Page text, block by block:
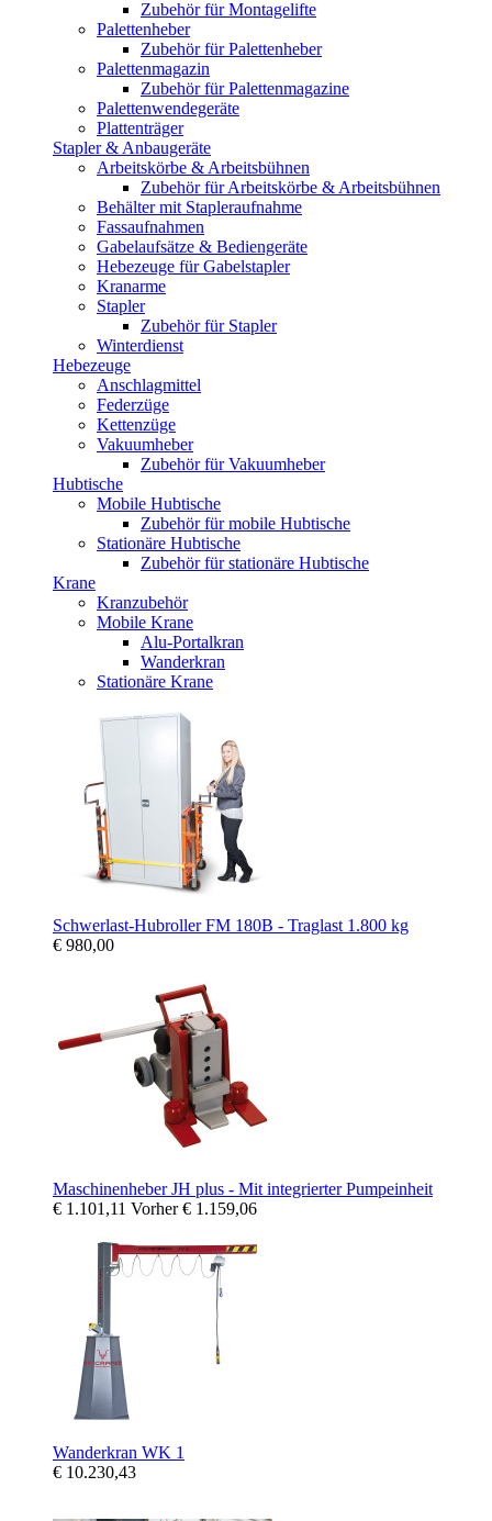
Zubehör für Montagelifte
Palettenheber
Zubehör für Palettenheber
Palettenmagazin
Zubehör für Palettenmagazine
Palettenwendegeräte
Plattenträger
Stapler & Anbaugeräte
Arbeitskörbe & Arbeitsbühnen
Zubehör für Arbeitskörbe & Arbeitsbühnen
Behälter mit Stapleraufnahme
Fassaufnahmen
Gabelaufsätze & Bediengeräte
Hebezeuge für Gabelstapler
Kranarme
Stapler
Zubehör für Stapler
Winterdienst
Hebezeuge
Anschlagmittel
Federzüge
Kettenzüge
Vakuumheber
Zubehör für Vakuumheber
Hubtische
Mobile Hubtische
Zubehör für mobile Hubtische
Stationäre Hubtische
Zubehör für stationäre Hubtische
Krane
Kranzubehör
Mobile Krane
Alu-Portalkran
Wanderkran
Stationäre Krane
Schwerlast-Hubroller FM 180B - Traglast 1.800 kg
€ 980,00
Maschinenheber JH plus - Mit integrierter Pumpeinheit
€ 1.101,11 Vorher€ 1.159,06
Wanderkran WK 1
€ 10.230,43